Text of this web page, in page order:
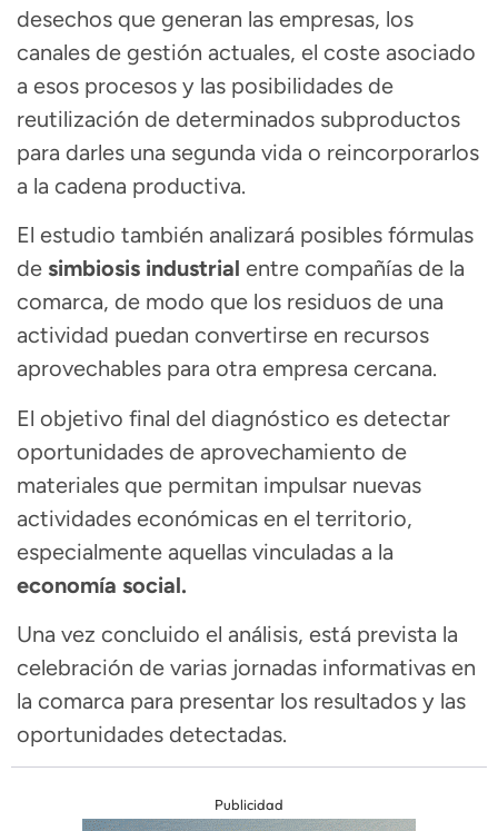
desechos que generan las empresas, los
canales de gestión actuales, el coste asociado
a esos procesos y las posibilidades de
reutilización de determinados subproductos
para darles una segunda vida o reincorporarlos
a la cadena productiva.
El estudio también analizará posibles fórmulas
de simbiosis industrial entre compañías de la
comarca, de modo que los residuos de una
actividad puedan convertirse en recursos
aprovechables para otra empresa cercana.
El objetivo final del diagnóstico es detectar
oportunidades de aprovechamiento de
materiales que permitan impulsar nuevas
actividades económicas en el territorio,
especialmente aquellas vinculadas a la
economía social.
Una vez concluido el análisis, está prevista la
celebración de varias jornadas informativas en
la comarca para presentar los resultados y las
oportunidades detectadas.
Publicidad